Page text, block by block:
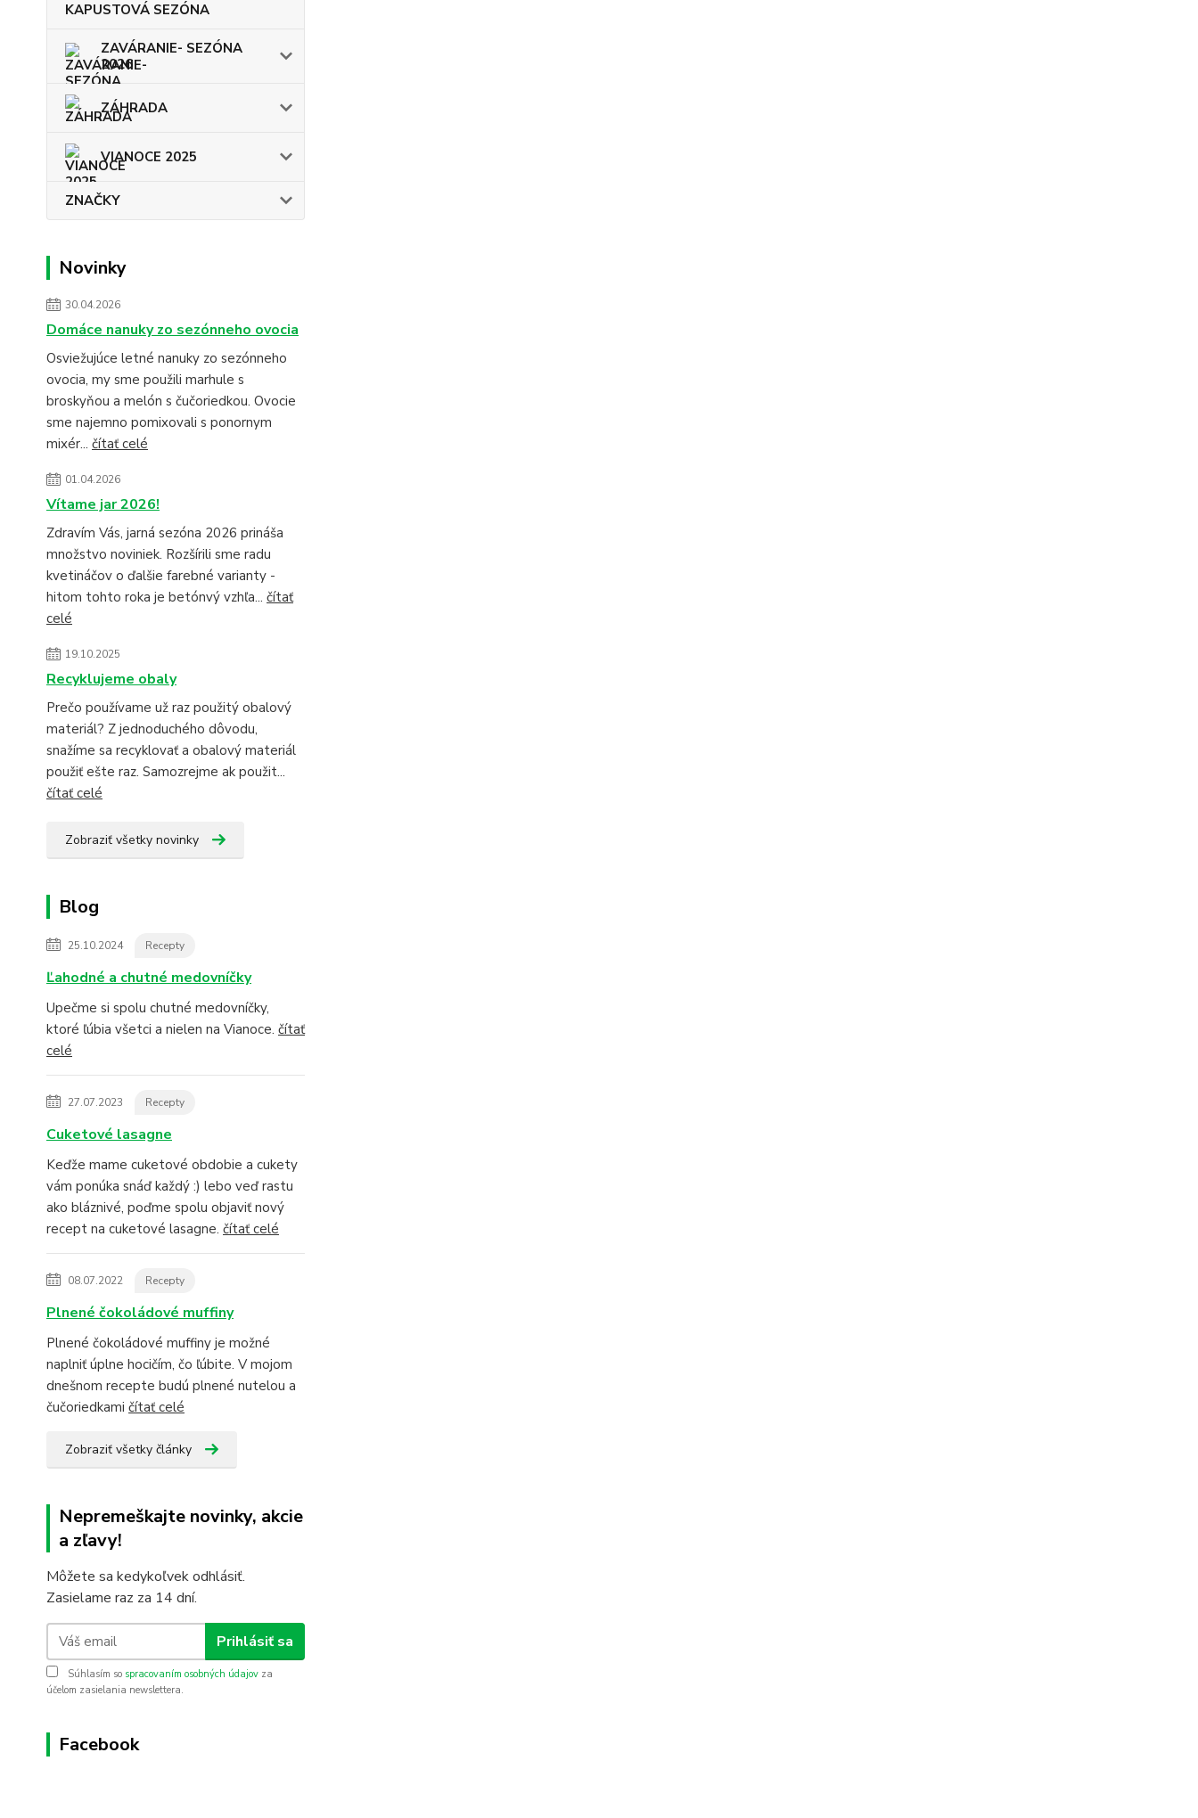
KAPUSTOVÁ SEZÓNA
ZAVÁRANIE- SEZÓNA
2026
ZÁHRADA
VIANOCE 2025
ZNAČKY
Novinky
30.04.2026
Domáce nanuky zo sezónneho ovocia
Osviežujúce letné nanuky zo sezónneho
ovocia, my sme použili marhule s
broskyňou a melón s čučoriedkou. Ovocie
sme najemno pomixovali s ponornym
mixér... čítať celé
01.04.2026
Vítame jar 2026!
Zdravím Vás, jarná sezóna 2026 prináša
množstvo noviniek. Rozšírili sme radu
kvetináčov o ďalšie farebné varianty -
hitom tohto roka je betónvý vzhľa... čítať
celé
19.10.2025
Recyklujeme obaly
Prečo používame už raz použitý obalový
materiál? Z jednoduchého dôvodu,
snažíme sa recyklovať a obalový materiál
použiť ešte raz. Samozrejme ak použit...
čítať celé
Zobraziť všetky novinky
Blog
25.10.2024 Recepty
Ľahodné a chutné medovníčky
Upečme si spolu chutné medovníčky,
ktoré ľúbia všetci a nielen na Vianoce. čítať
celé
27.07.2023 Recepty
Cuketové lasagne
Keďže mame cuketové obdobie a cukety
vám ponúka snáď každý :) lebo veď rastu
ako bláznivé, poďme spolu objaviť nový
recept na cuketové lasagne. čítať celé
08.07.2022 Recepty
Plnené čokoládové muffiny
Plnené čokoládové muffiny je možné
naplniť úplne hocičím, čo ľúbite. V mojom
dnešnom recepte budú plnené nutelou a
čučoriedkami čítať celé
Zobraziť všetky články
Nepremeškajte novinky, akcie
a zľavy!
Môžete sa kedykoľvek odhlásiť.
Zasielame raz za 14 dní.
Prihlásiť sa
Súhlasím so spracovaním osobných údajov za
účelom zasielania newslettera.
Facebook